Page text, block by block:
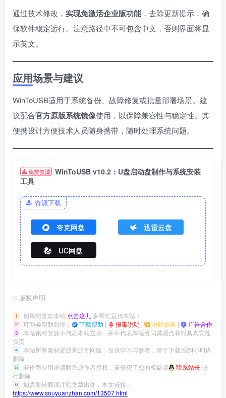
通过技术修改， 实现免激活企业版功能，去除更新提示，确
保软件稳定运行。注意路径中不可包含中文，否则界面将显
示英文。
应用场景与建议
WinToUSB适用于系统备份、故障修复或批量部署场景。建
议配合官方原版系统镜像使用，以保障兼容性与稳定性。其
便携设计方便技术人员随身携带，随时处理系统问题。
免费资源 WinToUSB v10.2：U盘启动盘制作与系统安装
工具
资源下载
夸克网盘 迅雷云盘
UC网盘
© 版权声明
1 如果您喜欢本站 点击这儿 多帮忙宣传本站！
2 可能会帮助到你： 下载帮助 | 报毒说明 | 进站必看 | 广告合作
3
本站素材资源不代表本站立场，并不代表本站赞同其观点和对其真实性
负责
4
本站所有素材资源来源于网络，仅供学习与参考，请于下载后24小时内
删除
5 若作商业用途请联系原作者授权，若侵犯了您的权益请 联系站长 进
行删除
6
如需要转载请注明文章出处，本文链接：
https://www.souyuanzhan.com/13507.html